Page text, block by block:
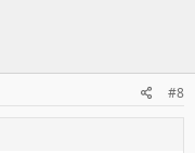
#8